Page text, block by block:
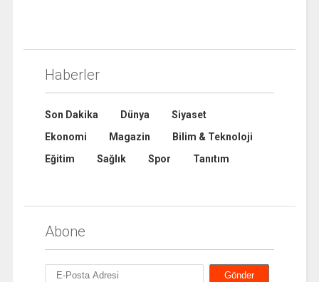
Haberler
Son Dakika Dünya
Siyaset
Ekonomi
Magazin
Bilim & Teknoloji
Eğitim
Sağlık Spor Tanıtım
Abone